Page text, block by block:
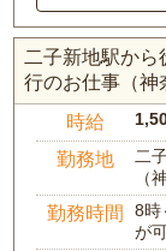
二子新地駅か
行のお仕事（神
時給
勤務地
二
（
勤務時間
8時
が